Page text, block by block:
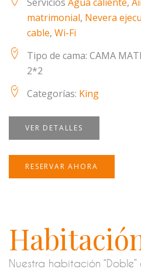
matrimonial, Nevera
cable,Wi-Fi
Tipo de cama: CAMA
2*2
Categorías: King
VER DETALLES
RESERVAR AHORA
Nuestra habitación